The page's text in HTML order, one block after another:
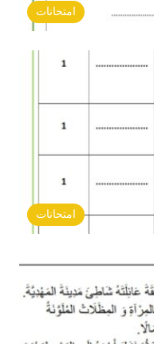
امتحانات
امتحانات